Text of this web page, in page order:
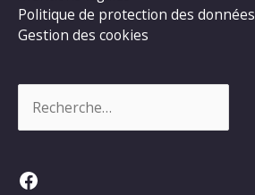
Politique de protection des données
Gestion des cookies
Facebook